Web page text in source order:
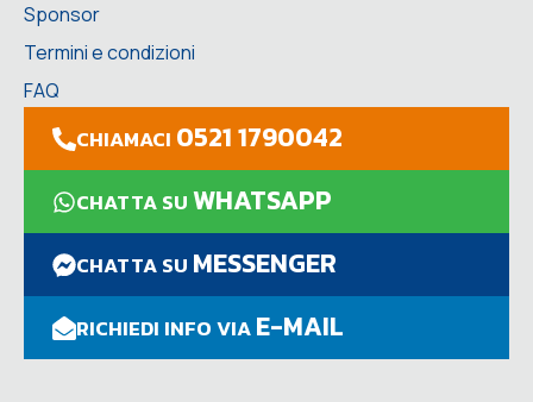
Sponsor
Termini e condizioni
FAQ
CHIAMACI 0521 1790042
CHATTA SUWHATSAPP
CHATTA SU MESSENGER
RICHIEDI INFO VIAE-MAIL